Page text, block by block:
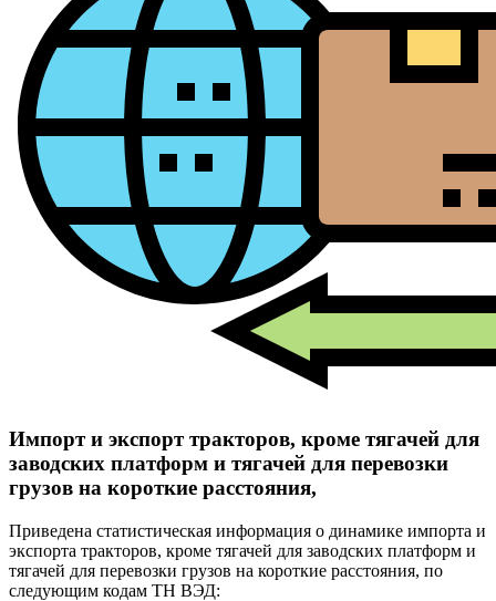
Импорт и экспорт тракторов, кроме тягачей для
заводских платформ и тягачей для перевозки
грузов на короткие расстояния,
Приведена статистическая информация о динамике импорта и
экспорта тракторов, кроме тягачей для заводских платформ и
тягачей для перевозки грузов на короткие расстояния, по
следующим кодам ТН ВЭД: